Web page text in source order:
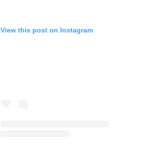
View this post on Instagram